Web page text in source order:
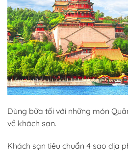
Dùng bữa tối với những món
về khách sạn.
Khách sạn tiêu chuẩn 4 sao địa